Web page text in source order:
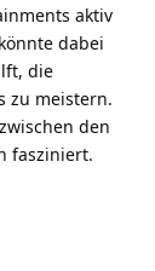
aktiv
dabei
die
zu meistern.
den
fasziniert.